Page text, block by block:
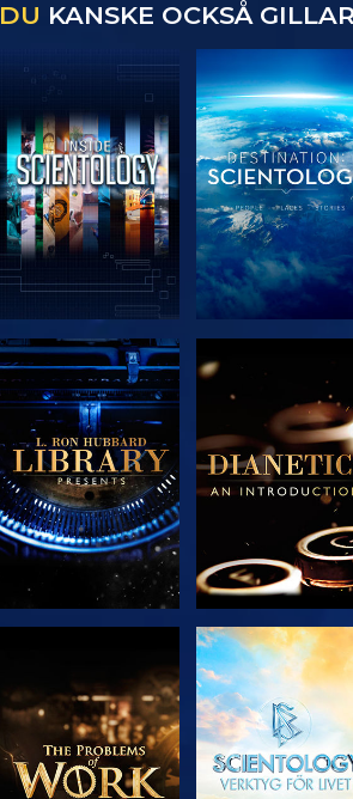
DU KANSKE OCKSÅ GILLAR
UTFORSKA
SERIEN
UTFORSKA
SERIEN
UTFORSKA
SERIEN
TITTA